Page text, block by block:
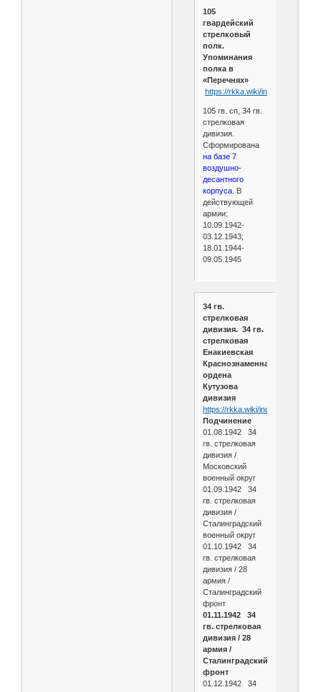
105
гвардейский
стрелковый
полк.
Упоминания
полка в
«Перечнях»
https://rkka.wiki/index.php/
105 гв. сп, 34 гв.
стрелковая
дивизия.
Сформирована
на базе 7
воздушно-
десантного
корпуса. В
действующей
армии:
10.09.1942-
03.12.1943;
18.01.1944-
09.05.1945
34 гв.
стрелковая
дивизия. 34 гв.
стрелковая
Енакиевская
Краснознаменная
ордена
Кутузова
дивизия
https://rkka.wiki/index.php/
Подчинение
01.08.1942 34
гв. стрелковая
дивизия /
Московский
военный округ
01.09.1942 34
гв. стрелковая
дивизия /
Сталинградский
военный округ
01.10.1942 34
гв. стрелковая
дивизия / 28
армия /
Сталинградский
фронт
01.11.1942 34
гв. стрелковая
дивизия / 28
армия /
Сталинградский
фронт
01.12.1942 34